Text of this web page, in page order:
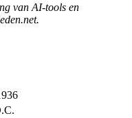
van AI-tools en